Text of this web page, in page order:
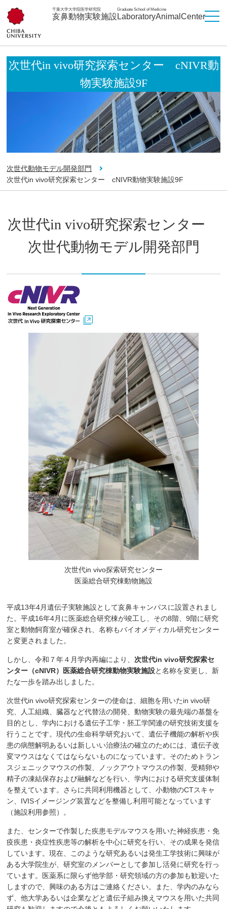
千葉大学大学院医学研究院
亥鼻動物実験施設
Graduate School of Medicine
LaboratoryAnimalCenter
次世代in vivo研究探索センター cNIVR動
物実験施設9F
次世代動物モデル開発部門
次世代in vivo研究探索センター cNIVR動物実験施設9F
次世代in vivo研究探索センター
次世代動物モデル開発部門
次世代in vivo探索研究センター
医薬総合研究棟動物施設
平成13年4月遺伝子実験施設として亥鼻キャンパスに設置されまし
た。平成16年4月に医薬総合研究棟が竣工し、その8階、9階に研究
室と動物飼育室が確保され、名称もバイオメディカル研究センター
と変更されました。
しかし、令和７年４月学内再編により、次世代in vivo研究探索セ
ンター（cNIVR） 医薬総合研究棟動物実験施設と名称を変更し、新
たな一歩を踏み出しました。
次世代in vivo研究探索センターの使命は、細胞を用いたin vivo研
究、人工組織、臓器など代替法の開発、動物実験の最先端の基盤を
目的とし、学内における遺伝子工学・胚工学関連の研究技術支援を
行うことです。現代の生命科学研究おいて、遺伝子機能の解析や疾
患の病態解明あるいは新しいい治療法の確立のためには、遺伝子改
変マウスはなくてはならないものになっています。そのためトラン
スジェニックマウスの作製、ノックアウトマウスの作製、受精卵や
精子の凍結保存および融解などを行い、学内における研究支援体制
を整えています。さらに共同利用機器として、小動物のCTスキャ
ン、IVISイメージング装置などを整備し利用可能となっています
（施設利用参照）。
また、センターで作製した疾患モデルマウスを用いた神経疾患・免
疫疾患・炎症性疾患等の解析を中心に研究を行い、その成果を発信
しています。現在、このような研究あるいは発生工学技術に興味が
ある大学院生が、研究室のメンバーとして参加し活発に研究を行っ
ています。医薬系に限らず他学部・研究領域の方の参加も歓迎いた
しますので、興味のある方はご連絡ください。また、学内のみなら
ず、他大学あるいは企業などと遺伝子組み換えマウスを用いた共同